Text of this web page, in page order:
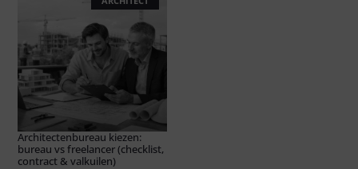
Architectenbureau kiezen:
bureau vs freelancer (checklist,
contract & valkuilen)